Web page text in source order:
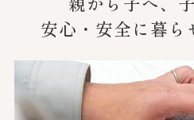
安心・安全に暮ら